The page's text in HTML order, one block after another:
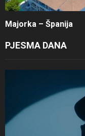
Majorka – Španija
PJESMA DANA